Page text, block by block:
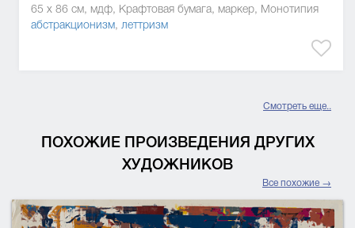
65 x 86 см, мдф, Крафтовая бумага, маркер, Монотипия
абстракционизм, леттризм
Смотреть еще..
ПОХОЖИЕ ПРОИЗВЕДЕНИЯ ДРУГИХ
ХУДОЖНИКОВ
Все похожие →